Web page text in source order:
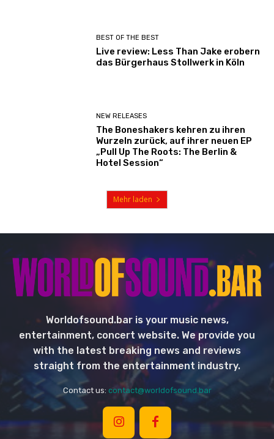
BEST OF THE BEST
Live review: Less Than Jake erobern
das Bürgerhaus Stollwerk in Köln
NEW RELEASES
The Boneshakers kehren zu ihren
Wurzeln zurück, auf ihrer neuen EP
„Pull Up The Roots: The Berlin &
Hotel Session“
Mehr laden
Worldofsound.bar is your music news,
entertainment, concert website. We provide you
with the latest breaking news and reviews
straight from the entertainment industry.
Contact us: contact@worldofsound.bar